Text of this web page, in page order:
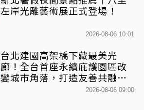
左岸光雕藝術展正式登場！
2026-08-06 10:01
台北建國高架橋下藏最美光
廊！全台首座永續庇護園區改
變城市角落，打造友善共融新
2026-08-06 09:00